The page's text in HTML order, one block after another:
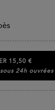
15,50 €
24h ouvrées